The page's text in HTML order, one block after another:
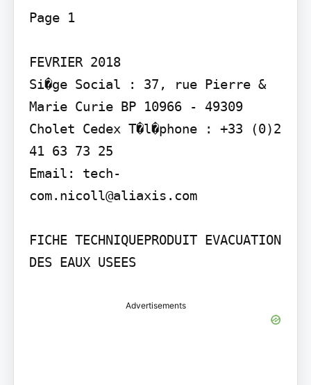
Page 1
FEVRIER 2018
Si�ge Social : 37, rue Pierre &
Marie Curie BP 10966 - 49309
Cholet Cedex T�l�phone : +33 (0)2
41 63 73 25
Email: tech-
com.nicoll@aliaxis.com
FICHE TECHNIQUEPRODUIT EVACUATION
DES EAUX USEES
Advertisements